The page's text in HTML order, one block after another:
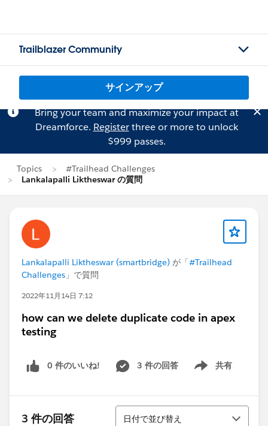
Trailblazer Community
サインアップ
Bring your team and maximize your impact at
Dreamforce. Registerthree or more to unlock
$999 passes.
Topics
#Trailhead Challenges
Lankalapalli Liktheswar の質問
Lankalapalli Liktheswar (smartbridge) が「#Trailhead
Challenges 」で質問
2022年11月14日 7:12
how can we delete duplicate code in apex
testing
0 件のいいね! 3 件の回答 共有
Show menu
3 件の回答
並び替え
日付で並び替え